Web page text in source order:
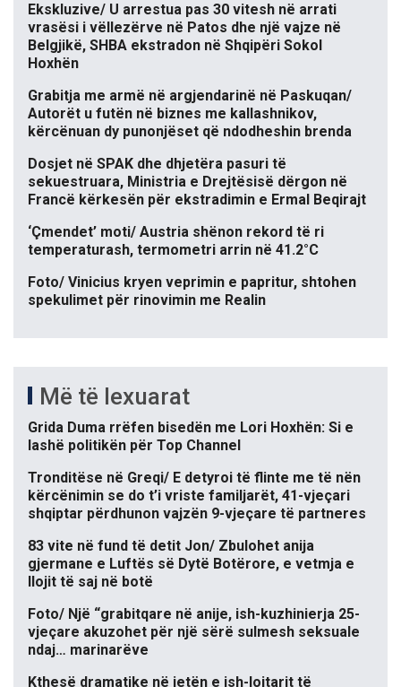
Ekskluzive/ U arrestua pas 30 vitesh në arrati
vrasësi i vëllezërve në Patos dhe një vajze në
Belgjikë, SHBA ekstradon në Shqipëri Sokol
Hoxhën
Grabitja me armë në argjendarinë në Paskuqan/
Autorët u futën në biznes me kallashnikov,
kërcënuan dy punonjëset që ndodheshin brenda
Dosjet në SPAK dhe dhjetëra pasuri të
sekuestruara, Ministria e Drejtësisë dërgon në
Francë kërkesën për ekstradimin e Ermal Beqirajt
‘Çmendet’ moti/ Austria shënon rekord të ri
temperaturash, termometri arrin në 41.2°C
Foto/ Vinicius kryen veprimin e papritur, shtohen
spekulimet për rinovimin me Realin
Më të lexuarat
Grida Duma rrëfen bisedën me Lori Hoxhën: Si e
lashë politikën për Top Channel
Tronditëse në Greqi/ E detyroi të flinte me të nën
kërcënimin se do t’i vriste familjarët, 41-vjeçari
shqiptar përdhunon vajzën 9-vjeçare të partneres
83 vite në fund të detit Jon/ Zbulohet anija
gjermane e Luftës së Dytë Botërore, e vetmja e
llojit të saj në botë
Foto/ Një “grabitqare në anije, ish-kuzhinierja 25-
vjeçare akuzohet për një sërë sulmesh seksuale
ndaj… marinarëve
Kthesë dramatike në jetën e ish-lojtarit të